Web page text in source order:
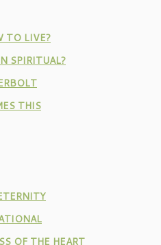
TO LIVE?
SPIRITUAL?
THIS
OF THE HEART